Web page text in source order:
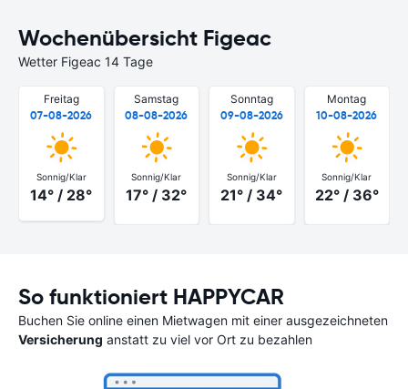
Wochenübersicht Figeac
Wetter Figeac 14 Tage
Freitag
07-08-2026
Sonnig/Klar
14° / 28°
Samstag
08-08-2026
Sonnig/Klar
17° / 32°
Sonntag
09-08-2026
Sonnig/Klar
21° / 34°
Montag
10-08-2026
Sonnig/Klar
22° / 36°
So funktioniert HAPPYCAR
Buchen Sie online einen Mietwagen mit einer ausgezeichneten
Versicherung anstatt zu viel vor Ort zu bezahlen